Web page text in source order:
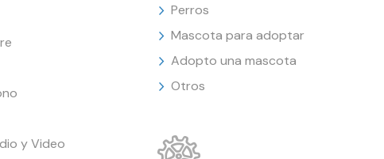
y Video
Perros
Mascota para adoptar
Adopto una mascota
Otros